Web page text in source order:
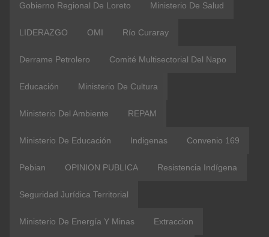
Gobierno Regional De Loreto Ministerio De Salud
LIDERAZGO OMI Río Curaray
Derrame Petrolero Comité Multisectorial Del Napo
Educación Ministerio De Cultura
Ministerio Del Ambiente REPAM
Ministerio De Educación Indigenas Convenio 169
Pebian OPINION PUBLICA Resistencia Indígena
Seguridad Jurídica Territorial
Ministerio De Energía Y Minas Extraccion